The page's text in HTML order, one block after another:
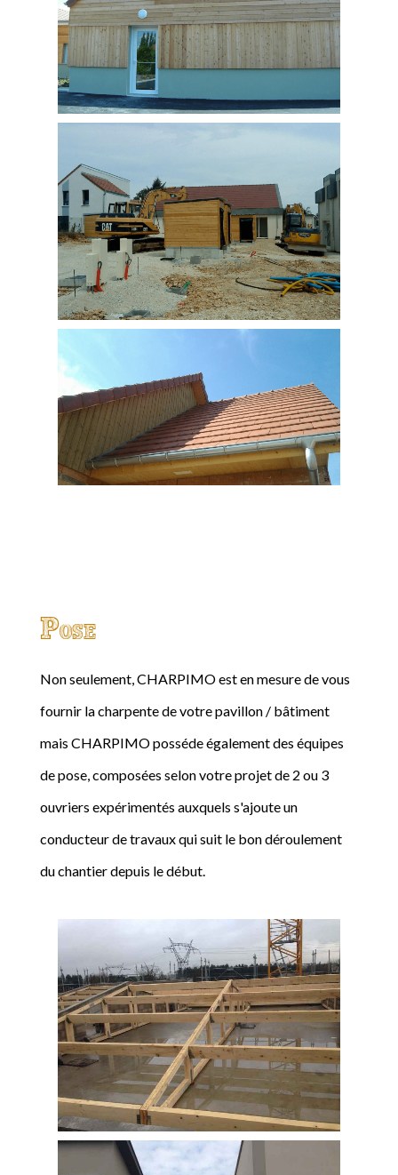
Pose
Non seulement, CHARPIMO est en mesure de vous
fournir la charpente de votre pavillon / bâtiment
mais CHARPIMO posséde également des équipes
de pose, composées selon votre projet de 2 ou 3
ouvriers expérimentés auxquels s'ajoute un
conducteur de travaux qui suit le bon déroulement
du chantier depuis le début.